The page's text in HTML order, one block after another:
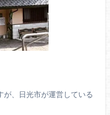
が、日光市が運営している